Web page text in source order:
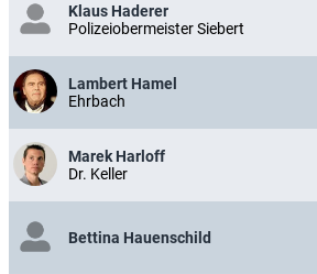
Klaus Haderer
Polizeiobermeister Siebert
Lambert Hamel
Ehrbach
Marek Harloff
Dr. Keller
Bettina Hauenschild